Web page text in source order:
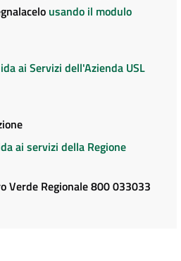
usando il modulo
ai Servizi dell'Azienda USL
ai servizi della Regione
Verde Regionale 800 033033